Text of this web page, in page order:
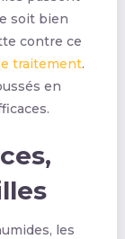
soit bien
contre ce
traitement.
en
les